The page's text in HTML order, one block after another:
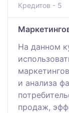
Кредитов - 5
На данном
и анализа
продаж,